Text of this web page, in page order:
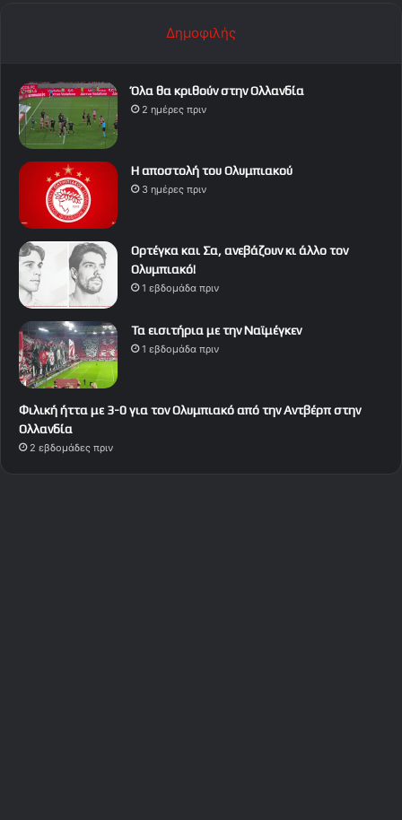
Δημοφιλής
Όλα θα κριθούν στην Ολλανδία
2 ημέρες πριν
Η αποστολή του Ολυμπιακού
3 ημέρες πριν
Ορτέγκα και Σα, ανεβάζουν κι άλλο τον
Ολυμπιακό!
1 εβδομάδα πριν
Τα εισιτήρια με την Ναϊμέγκεν
1 εβδομάδα πριν
Φιλική ήττα με 3-0 για τον Ολυμπιακό από την Αντβέρπ στην
Ολλανδία
2 εβδομάδες πριν